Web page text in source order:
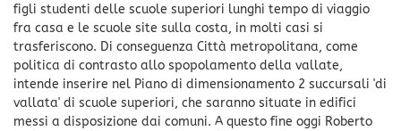
figli studenti delle scuole superiori lunghi tempo di viaggio
fra casa e le scuole site sulla costa, in molti casi si
trasferiscono. Di conseguenza Città metropolitana, come
politica di contrasto allo spopolamento della vallate,
intende inserire nel Piano di dimensionamento 2 succursali 'di
vallata' di scuole superiori, che saranno situate in edifici
messi a disposizione dai comuni. A questo fine oggi Roberto